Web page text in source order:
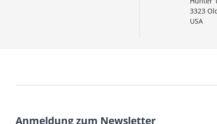
3323
USA
Anmeldung zum Newsletter